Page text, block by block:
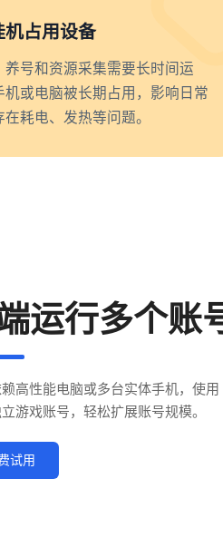
占用设备
养号和资源采集需要长时间运
机或电脑被长期占用，影响日常
耗电、发热等问题。
运行多个账
高性能电脑或多台实体手机，使
游戏账号，轻松扩展账号规模。
试用